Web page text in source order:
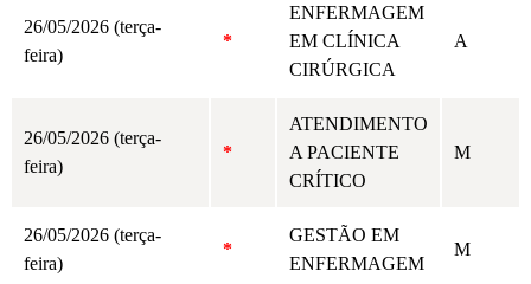
26/05/2026 (terça-
feira)
*
ENFERMAGEM
EM CLÍNICA
CIRÚRGICA
A
26/05/2026 (terça-
feira)
*
ATENDIMENTO
A PACIENTE
CRÍTICO
M
26/05/2026 (terça-
feira)
*
GESTÃO EM
ENFERMAGEM
M